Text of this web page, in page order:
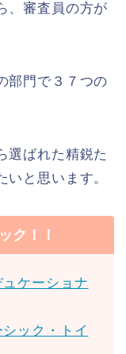
、審査員の方が
部門で３７つの
選ばれた精鋭た
と思います。
ク！！
ケーショナ
ック・トイ